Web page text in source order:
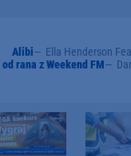
Alibi
Ella Henderson
rana z Weekend FM